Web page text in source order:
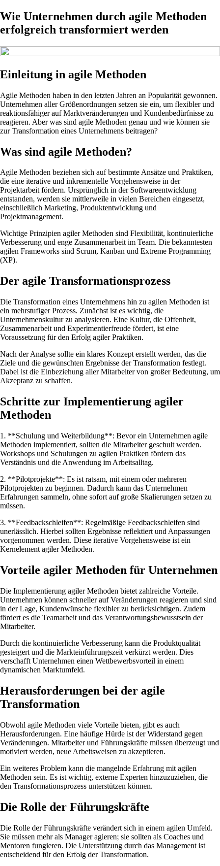
Wie Unternehmen durch agile Methoden
erfolgreich transformiert werden
Einleitung in agile Methoden
Agile Methoden haben in den letzten Jahren an Popularität gewonnen.
Unternehmen aller Größenordnungen setzen sie ein, um flexibler und
reaktionsfähiger auf Marktveränderungen und Kundenbedürfnisse zu
reagieren. Aber was sind agile Methoden genau und wie können sie
zur Transformation eines Unternehmens beitragen?
Was sind agile Methoden?
Agile Methoden beziehen sich auf bestimmte Ansätze und Praktiken,
die eine iterative und inkrementelle Vorgehensweise in der
Projektarbeit fördern. Ursprünglich in der Softwareentwicklung
entstanden, werden sie mittlerweile in vielen Bereichen eingesetzt,
einschließlich Marketing, Produktentwicklung und
Projektmanagement.
Wichtige Prinzipien agiler Methoden sind Flexibilität, kontinuierliche
Verbesserung und enge Zusammenarbeit im Team. Die bekanntesten
agilen Frameworks sind Scrum, Kanban und Extreme Programming
(XP).
Der agile Transformationsprozess
Die Transformation eines Unternehmens hin zu agilen Methoden ist
ein mehrstufiger Prozess. Zunächst ist es wichtig, die
Unternehmenskultur zu analysieren. Eine Kultur, die Offenheit,
Zusammenarbeit und Experimentierfreude fördert, ist eine
Voraussetzung für den Erfolg agiler Praktiken.
Nach der Analyse sollte ein klares Konzept erstellt werden, das die
Ziele und die gewünschten Ergebnisse der Transformation festlegt.
Dabei ist die Einbeziehung aller Mitarbeiter von großer Bedeutung, um
Akzeptanz zu schaffen.
Schritte zur Implementierung agiler
Methoden
1. **Schulung und Weiterbildung**: Bevor ein Unternehmen agile
Methoden implementiert, sollten die Mitarbeiter geschult werden.
Workshops und Schulungen zu agilen Praktiken fördern das
Verständnis und die Anwendung im Arbeitsalltag.
2. **Pilotprojekte**: Es ist ratsam, mit einem oder mehreren
Pilotprojekten zu beginnen. Dadurch kann das Unternehmen
Erfahrungen sammeln, ohne sofort auf große Skalierungen setzen zu
müssen.
3. **Feedbackschleifen**: Regelmäßige Feedbackschleifen sind
unerlässlich. Hierbei sollten Ergebnisse reflektiert und Anpassungen
vorgenommen werden. Diese iterative Vorgehensweise ist ein
Kernelement agiler Methoden.
Vorteile agiler Methoden für Unternehmen
Die Implementierung agiler Methoden bietet zahlreiche Vorteile.
Unternehmen können schneller auf Veränderungen reagieren und sind
in der Lage, Kundenwünsche flexibler zu berücksichtigen. Zudem
fördert es die Teamarbeit und das Verantwortungsbewusstsein der
Mitarbeiter.
Durch die kontinuierliche Verbesserung kann die Produktqualität
gesteigert und die Markteinführungszeit verkürzt werden. Dies
verschafft Unternehmen einen Wettbewerbsvorteil in einem
dynamischen Marktumfeld.
Herausforderungen bei der agile
Transformation
Obwohl agile Methoden viele Vorteile bieten, gibt es auch
Herausforderungen. Eine häufige Hürde ist der Widerstand gegen
Veränderungen. Mitarbeiter und Führungskräfte müssen überzeugt und
motiviert werden, neue Arbeitsweisen zu akzeptieren.
Ein weiteres Problem kann die mangelnde Erfahrung mit agilen
Methoden sein. Es ist wichtig, externe Experten hinzuzuziehen, die
den Transformationsprozess unterstützen können.
Die Rolle der Führungskräfte
Die Rolle der Führungskräfte verändert sich in einem agilen Umfeld.
Sie müssen mehr als Manager agieren; sie sollten als Coaches und
Mentoren fungieren. Die Unterstützung durch das Management ist
entscheidend für den Erfolg der Transformation.